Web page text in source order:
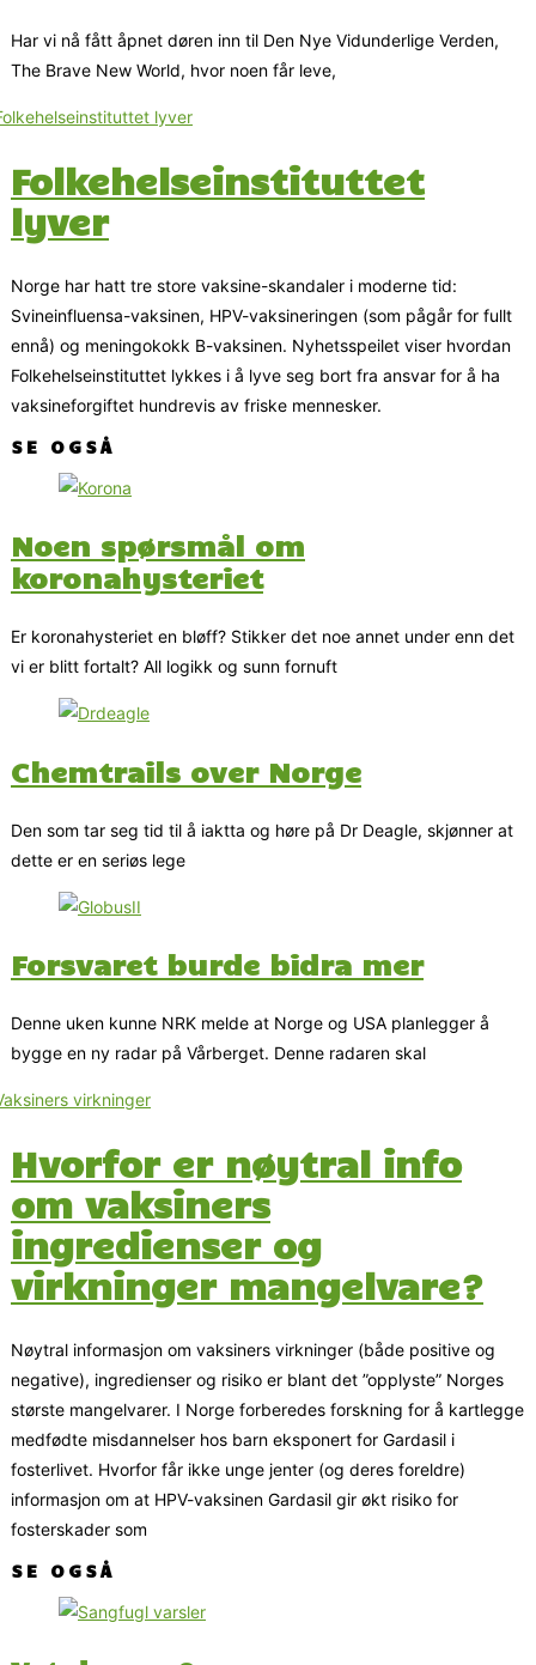
Har vi nå fått åpnet døren inn til Den Nye Vidunderlige Verden,
The Brave New World, hvor noen får leve,
Folkehelseinstituttet
lyver
Norge har hatt tre store vaksine-skandaler i moderne tid:
Svineinfluensa-vaksinen, HPV-vaksineringen (som pågår for fullt
ennå) og meningokokk B-vaksinen. Nyhetsspeilet viser hvordan
Folkehelseinstituttet lykkes i å lyve seg bort fra ansvar for å ha
vaksineforgiftet hundrevis av friske mennesker.
SE OGSÅ
Noen spørsmål om
koronahysteriet
Er koronahysteriet en bløff? Stikker det noe annet under enn det
vi er blitt fortalt? All logikk og sunn fornuft
Chemtrails over Norge
Den som tar seg tid til å iaktta og høre på Dr Deagle, skjønner at
dette er en seriøs lege
Forsvaret burde bidra mer
Denne uken kunne NRK melde at Norge og USA planlegger å
bygge en ny radar på Vårberget. Denne radaren skal
Hvorfor er nøytral info
om vaksiners
ingredienser og
virkninger mangelvare?
Nøytral informasjon om vaksiners virkninger (både positive og
negative), ingredienser og risiko er blant det ”opplyste” Norges
største mangelvarer. I Norge forberedes forskning for å kartlegge
medfødte misdannelser hos barn eksponert for Gardasil i
fosterlivet. Hvorfor får ikke unge jenter (og deres foreldre)
informasjon om at HPV-vaksinen Gardasil gir økt risiko for
fosterskader som
SE OGSÅ